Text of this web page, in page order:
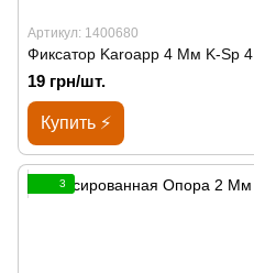
Артикул: 1400680
Фиксатор Karoapp 4 Мм K-Sp 4
19 грн/шт.
Купить ⚡
3